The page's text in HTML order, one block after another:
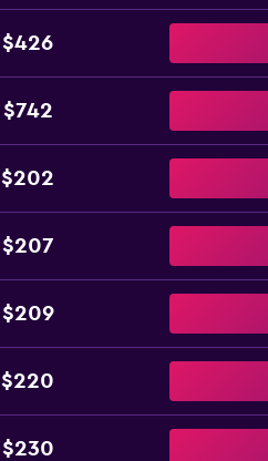
$426
$742
$202
$207
$209
$220
$230